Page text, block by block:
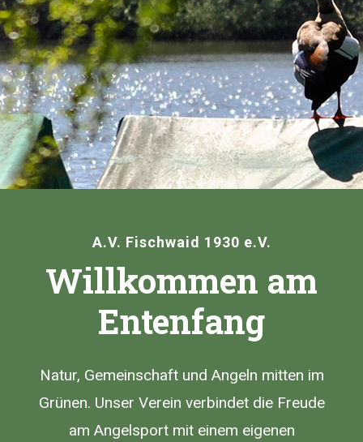
A.V. Fischwaid 1930 e.V.
Willkommen am
Entenfang
Natur, Gemeinschaft und Angeln mitten im
Grünen. Unser Verein verbindet die Freude
am Angelsport mit einem eigenen